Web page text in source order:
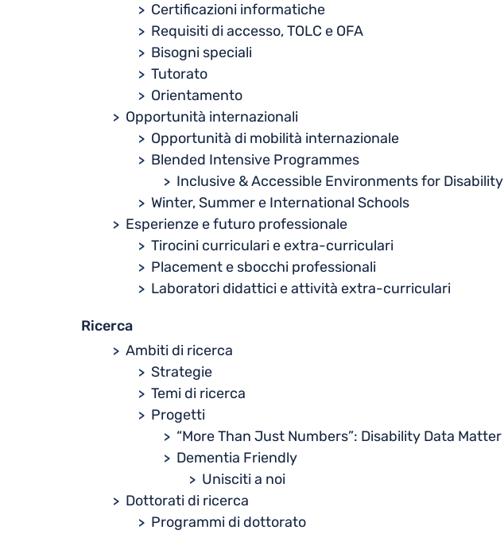
Certificazioni informatiche
Requisiti di accesso, TOLC e OFA
Bisogni speciali
Tutorato
Orientamento
Opportunità internazionali
Opportunità di mobilità internazionale
Blended Intensive Programmes
Inclusive & Accessible Environments for Disability
Winter, Summer e International Schools
Esperienze e futuro professionale
Tirocini curriculari e extra-curriculari
Placement e sbocchi professionali
Laboratori didattici e attività extra-curriculari
Ricerca
Ambiti di ricerca
Strategie
Temi di ricerca
Progetti
“More Than Just Numbers”: Disability Data Matter
Dementia Friendly
Unisciti a noi
Dottorati di ricerca
Programmi di dottorato